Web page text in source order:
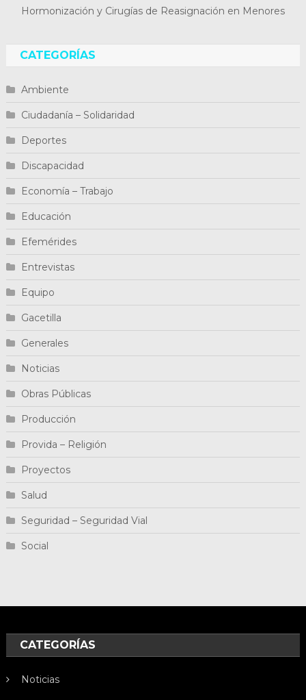
Hormonización y Cirugías de Reasignación en Menores
CATEGORÍAS
Ambiente
Ciudadanía – Solidaridad
Deportes
Discapacidad
Economía – Trabajo
Educación
Efemérides
Entrevistas
Equipo
Gacetilla
Generales
Noticias
Obras Públicas
Producción
Provida – Religión
Proyectos
Salud
Seguridad – Seguridad Vial
Social
CATEGORÍAS
Noticias